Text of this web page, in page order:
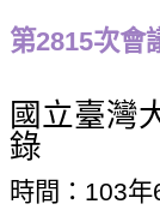
大
頁
臺
大
校
第2815次會
國立臺灣
錄
時間： 103年